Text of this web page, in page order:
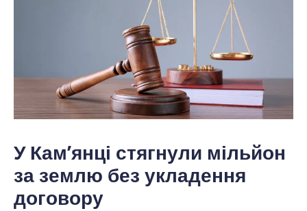
У Кам’янці стягнули мільйон
за землю без укладення
договору